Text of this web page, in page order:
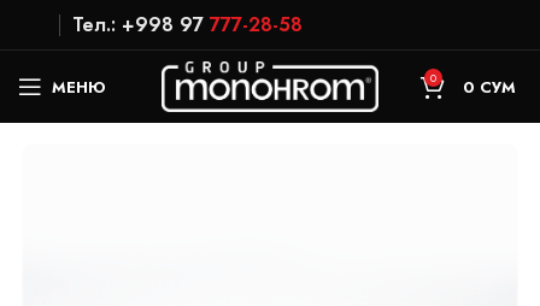
Тел.: +998 97 777-28-58
МЕНЮ 0 0 СУМ